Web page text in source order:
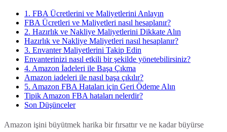
1. FBA Ücretlerini ve Maliyetlerini Anlayın
FBA Ücretleri ve Maliyetleri nasıl hesaplanır?
2. Hazırlık ve Nakliye Maliyetlerini Dikkate Alın
Hazırlık ve Nakliye Maliyetleri nasıl hesaplanır?
3. Envanter Maliyetlerini Takip Edin
Envanterinizi nasıl etkili bir şekilde yönetebilirsiniz?
4. Amazon İadeleri ile Başa Çıkma
Amazon iadeleri ile nasıl başa çıkılır?
5. Amazon FBA Hataları için Geri Ödeme Alın
Tipik Amazon FBA hataları nelerdir?
Son Düşünceler
Amazon işini büyütmek harika bir fırsattır ve ne kadar büyürse